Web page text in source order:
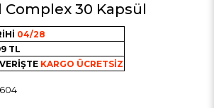
30 Kapsül
04/28
TL
KARGO ÜCRETSİZ